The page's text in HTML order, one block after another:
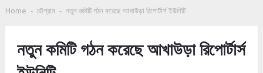
Home - চট্টগ্রাম - নতুন কমিটি গঠন করেছে আখাউড়া রিপোর্টার্স ইউনিটি
নতুন কমিটি গঠন করেছে আখাউড়া রিপোর্টার্স